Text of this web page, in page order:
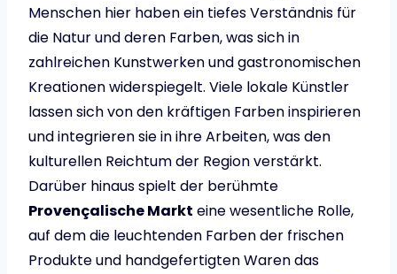
Menschen hier haben ein tiefes Verständnis für
die Natur und deren Farben, was sich in
zahlreichen Kunstwerken und gastronomischen
Kreationen widerspiegelt. Viele lokale Künstler
lassen sich von den kräftigen Farben inspirieren
und integrieren sie in ihre Arbeiten, was den
kulturellen Reichtum der Region verstärkt.
Darüber hinaus spielt der berühmte
Provençalische Markt eine wesentliche Rolle,
auf dem die leuchtenden Farben der frischen
Produkte und handgefertigten Waren das